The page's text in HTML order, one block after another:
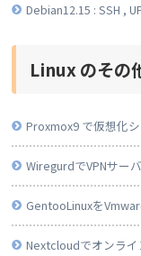
Debian12.15 : SSH ,
Linux のその
Proxmox9 で仮想化
WiregurdでVPNサー
GentooLinuxを
Nextcloudでオンラ